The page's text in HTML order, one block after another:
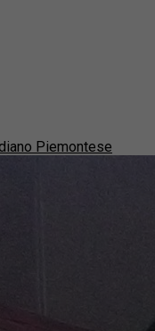
Piemontese